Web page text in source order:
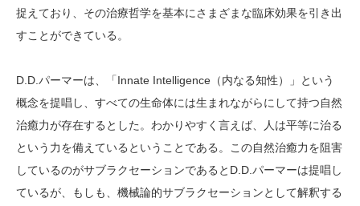
捉えており、その治療哲学を基本にさまざまな臨床効果を引き出
すことができている。
D.D.パーマーは、「Innate Intelligence（内なる知性）」という
概念を提唱し、すべての生命体には生まれながらにして持つ自然
治癒力が存在するとした。わかりやすく言えば、人は平等に治る
という力を備えているということである。この自然治癒力を阻害
しているのがサブラクセーションであるとD.D.パーマーは提唱し
ているが、もしも、機械論的サブラクセーションとして解釈する